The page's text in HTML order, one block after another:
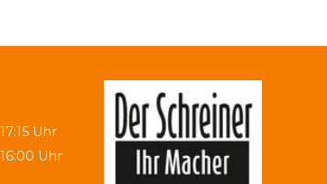
Uhr
Uhr